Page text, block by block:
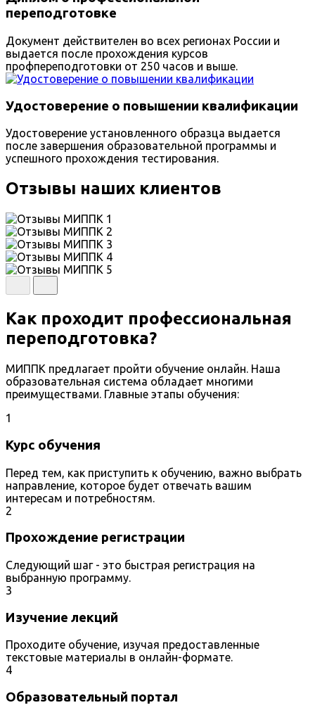
переподготовке
Документ действителен во всех регионах России и
выдается после прохождения курсов
профпереподготовки от 250 часов и выше.
Удостоверение о повышении квалификации
Удостоверение установленного образца выдается
после завершения образовательной программы и
успешного прохождения тестирования.
Отзывы наших клиентов
Как проходит профессиональная
переподготовка?
МИППК предлагает пройти обучение онлайн. Наша
образовательная система обладает многими
преимуществами. Главные этапы обучения:
1
Курс обучения
Перед тем, как приступить к обучению, важно выбрать
направление, которое будет отвечать вашим
интересам и потребностям.
2
Прохождение регистрации
Следующий шаг - это быстрая регистрация на
выбранную программу.
3
Изучение лекций
Проходите обучение, изучая предоставленные
текстовые материалы в онлайн-формате.
4
Образовательный портал